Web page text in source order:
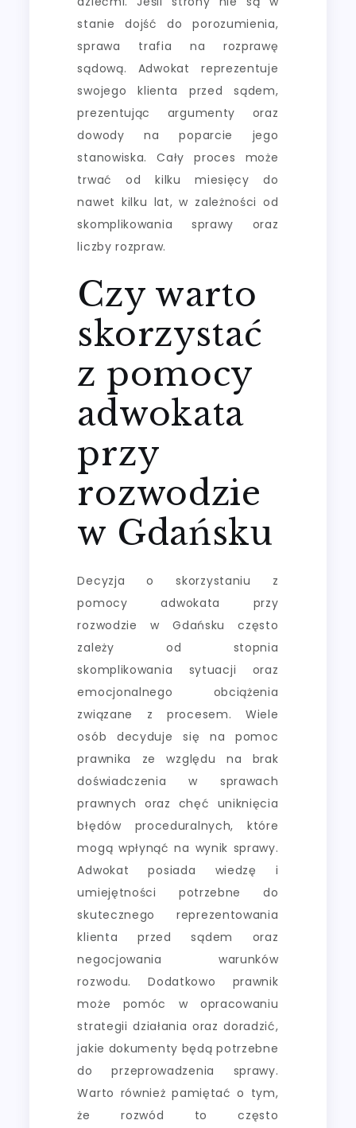
stanie dojść do porozumienia,
sprawa trafia na rozprawę
sądową. Adwokat reprezentuje
swojego klienta przed sądem,
prezentując argumenty oraz
dowody na poparcie jego
stanowiska. Cały proces może
trwać od kilku miesięcy do
nawet kilku lat, w zależności od
skomplikowania sprawy oraz
liczby rozpraw.
Czy warto
skorzystać
z pomocy
adwokata
przy
rozwodzie
w Gdańsku
Decyzja o skorzystaniu z
pomocy adwokata przy
rozwodzie w Gdańsku często
zależy od stopnia
skomplikowania sytuacji oraz
emocjonalnego obciążenia
związane z procesem. Wiele
osób decyduje się na pomoc
prawnika ze względu na brak
doświadczenia w sprawach
prawnych oraz chęć uniknięcia
błędów proceduralnych, które
mogą wpłynąć na wynik sprawy.
Adwokat posiada wiedzę i
umiejętności potrzebne do
skutecznego reprezentowania
klienta przed sądem oraz
negocjowania warunków
rozwodu. Dodatkowo prawnik
może pomóc w opracowaniu
strategii działania oraz doradzić,
jakie dokumenty będą potrzebne
do przeprowadzenia sprawy.
Warto również pamiętać o tym,
że rozwód to często